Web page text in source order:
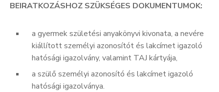
BEIRATKOZÁSHOZ SZÜKSÉGES DOKUMENTUMOK:
a gyermek születési anyakönyvi kivonata, a nevére
kiállított személyi azonosítót és lakcímet igazoló
hatósági igazolvány, valamint TAJ kártyája,
a szülő személyi azonosító és lakcímet igazoló
hatósági igazolványa.